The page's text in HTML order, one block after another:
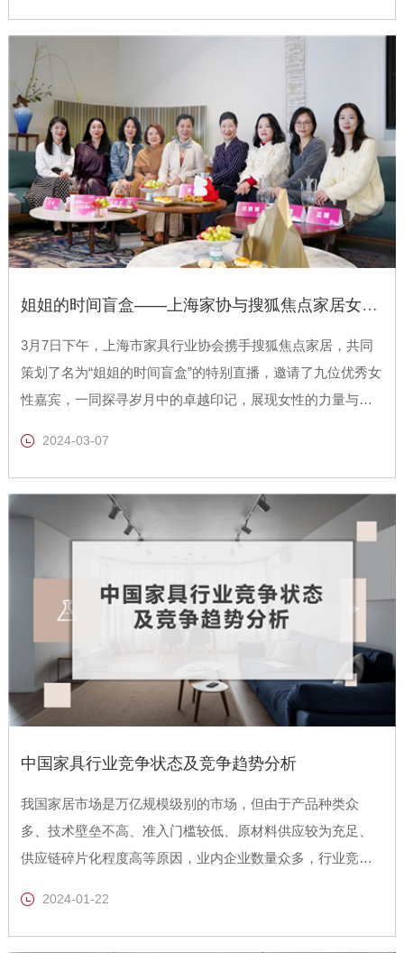
会、上海市室内装饰行业协会协办。
姐姐的时间盲盒——上海家协与搜狐焦点家居女神节特别策划网络直播活动
3月7日下午，上海市家具行业协会携手搜狐焦点家居，共同
策划了名为“姐姐的时间盲盒”的特别直播，邀请了九位优秀女
性嘉宾，一同探寻岁月中的卓越印记，展现女性的力量与
2024-03-07
中国家具行业竞争状态及竞争趋势分析
我国家居市场是万亿规模级别的市场，但由于产品种类众
多、技术壁垒不高、准入门槛较低、原材料供应较为充足、
供应链碎片化程度高等原因，业内企业数量众多，行业竞争
2024-01-22